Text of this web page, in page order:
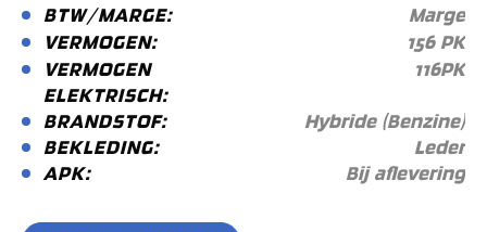
BTW/MARGE:
Marge
VERMOGEN:
156 PK
VERMOGEN
ELEKTRISCH:
116PK
BRANDSTOF:
Hybride (Benzine)
BEKLEDING:
Leder
APK:
Bij aflevering